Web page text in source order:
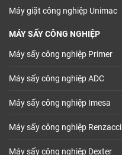
Máy giặt công nghiệp Unimac
MÁY SẤY CÔNG NGHIỆP
Máy sấy công nghiệp Primer
Máy sấy công nghiệp ADC
Máy sấy công nghiệp Imesa
Máy sấy công nghiệp Renzacci
Máy sấy công nghiệp Dexter